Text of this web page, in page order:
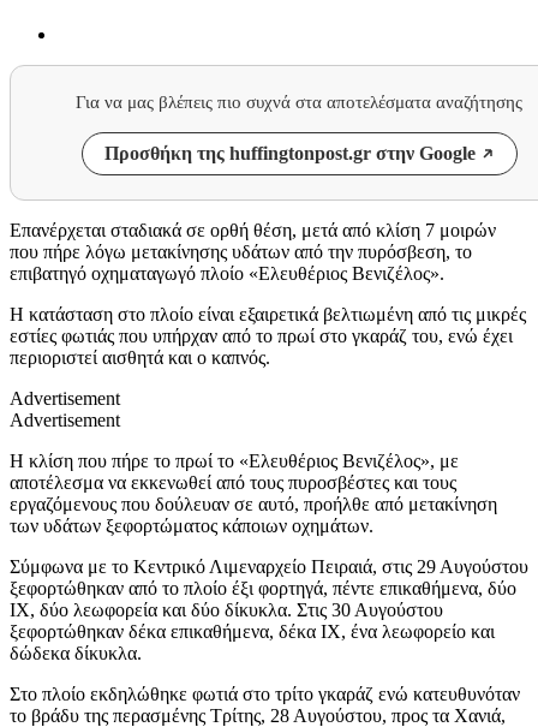
Για να μας βλέπεις πιο συχνά στα αποτελέσματα αναζήτησης
Προσθήκη της huffingtonpost.gr στην Google
Επανέρχεται σταδιακά σε ορθή θέση, μετά από κλίση 7 μοιρών
που πήρε λόγω μετακίνησης υδάτων από την πυρόσβεση, το
επιβατηγό οχηματαγωγό πλοίο «Ελευθέριος Βενιζέλος».
Η κατάσταση στο πλοίο είναι εξαιρετικά βελτιωμένη από τις μικρές
εστίες φωτιάς που υπήρχαν από το πρωί στο γκαράζ του, ενώ έχει
περιοριστεί αισθητά και ο καπνός.
Advertisement
Advertisement
Η κλίση που πήρε το πρωί το «Ελευθέριος Βενιζέλος», με
αποτέλεσμα να εκκενωθεί από τους πυροσβέστες και τους
εργαζόμενους που δούλευαν σε αυτό, προήλθε από μετακίνηση
των υδάτων ξεφορτώματος κάποιων οχημάτων.
Σύμφωνα με το Κεντρικό Λιμεναρχείο Πειραιά, στις 29 Αυγούστου
ξεφορτώθηκαν από το πλοίο έξι φορτηγά, πέντε επικαθήμενα, δύο
ΙΧ, δύο λεωφορεία και δύο δίκυκλα. Στις 30 Αυγούστου
ξεφορτώθηκαν δέκα επικαθήμενα, δέκα ΙΧ, ένα λεωφορείο και
δώδεκα δίκυκλα.
Στο πλοίο εκδηλώθηκε φωτιά στο τρίτο γκαράζ ενώ κατευθυνόταν
το βράδυ της περασμένης Τρίτης, 28 Αυγούστου, προς τα Χανιά,